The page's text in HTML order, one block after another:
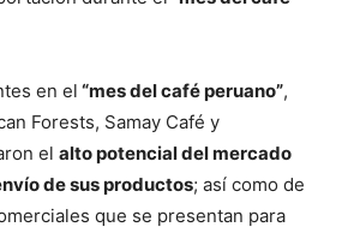
en el “mes del café peruano”,
Forests, Samay Café y
el alto potencial del mercado
de sus productos; así como de
que se presentan para